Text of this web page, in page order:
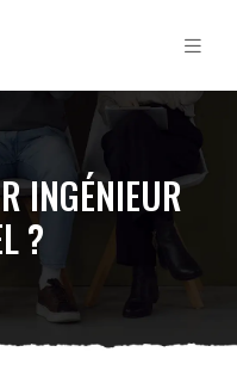
INGÉNIEUR
?